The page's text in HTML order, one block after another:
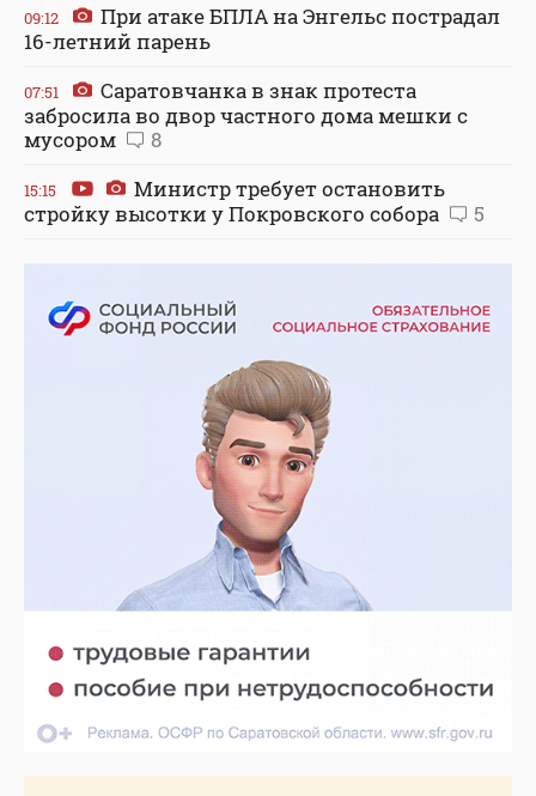
09:12
При атаке БПЛА на Энгельс пострадал
16-летний парень
07:51
Саратовчанка в знак протеста
забросила во двор частного дома мешки с
мусором
8
15:15
Министр требует остановить
стройку высотки у Покровского собора
5